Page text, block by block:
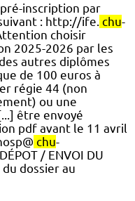
inscription par
: http://ife. chu-
choisir
2025-2026 par les
autres diplômes
de 100 euros à
régie 44 (non
ou une
être envoyé
pdf avant le 11 avril
chu-
/ ENVOI DU
du dossier au